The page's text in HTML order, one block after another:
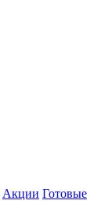
Акции Готовые